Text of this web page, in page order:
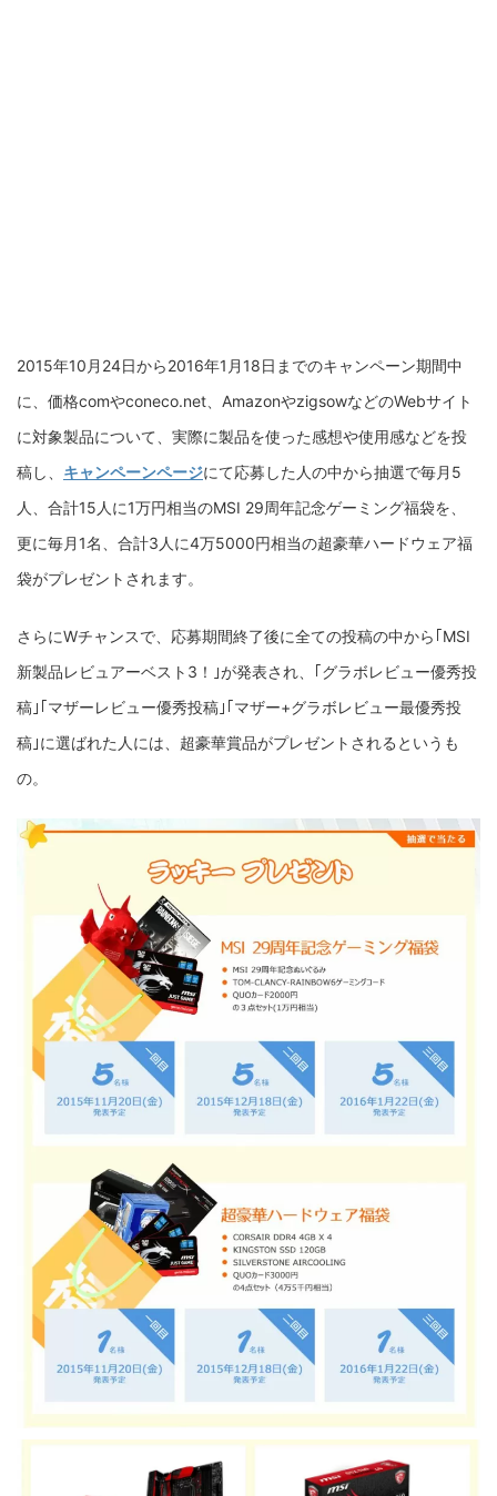
2015年10月24日から2016年1月18日までのキャンペーン期間中
に、価格comやconeco.net、AmazonやzigsowなどのWebサイト
に対象製品について、実際に製品を使った感想や使用感などを投
稿し、 キャンペーンページにて応募した人の中から抽選で毎月5
人、合計15人に1万円相当のMSI 29周年記念ゲーミング福袋を、
更に毎月1名、合計3人に4万5000円相当の超豪華ハードウェア福
袋がプレゼントされます。
さらにWチャンスで、応募期間終了後に全ての投稿の中から｢MSI
新製品レビュアーベスト3！｣が発表され、｢グラボレビュー優秀投
稿｣｢マザーレビュー優秀投稿｣｢マザー+グラボレビュー最優秀投
稿｣に選ばれた人には、超豪華賞品がプレゼントされるというも
の。